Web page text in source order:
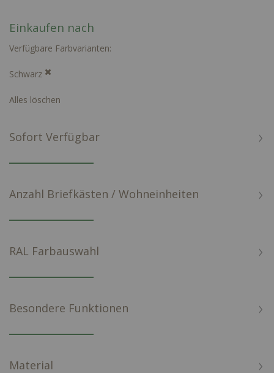
Einkaufen nach
Verfügbare Farbvarianten
Schwarz
Alles löschen
Sofort Verfügbar
Anzahl Briefkästen / Wohneinheiten
RAL Farbauswahl
Besondere Funktionen
Material